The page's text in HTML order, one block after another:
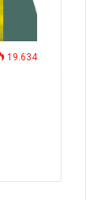
19.634